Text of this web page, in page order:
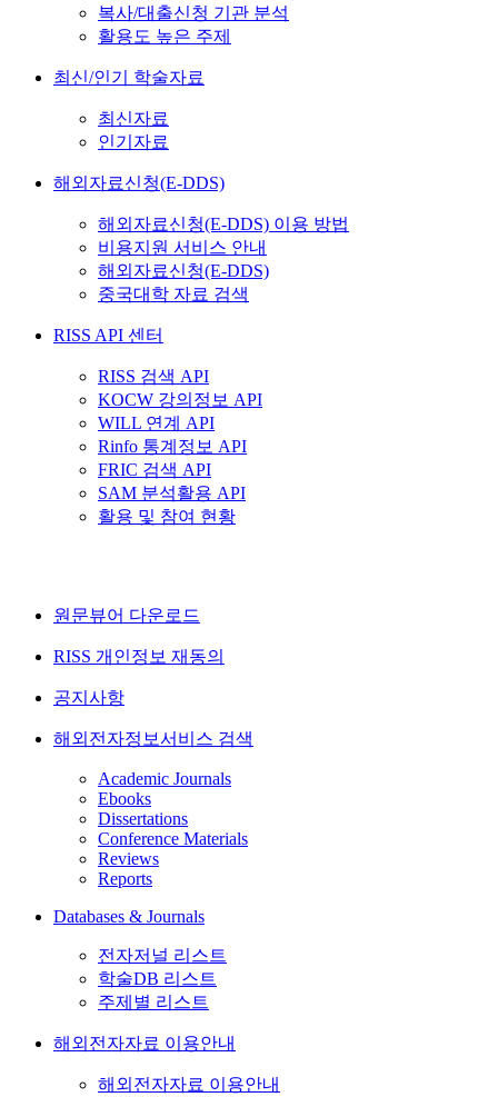
복사/대출신청 기관 분석
활용도 높은 주제
최신/인기 학술자료
최신자료
인기자료
해외자료신청(E-DDS)
해외자료신청(E-DDS) 이용 방법
비용지원 서비스 안내
해외자료신청(E-DDS)
중국대학 자료 검색
RISS API 센터
RISS 검색 API
KOCW 강의정보 API
WILL 연계 API
Rinfo 통계정보 API
FRIC 검색 API
SAM 분석활용 API
활용 및 참여 현황
원문뷰어 다운로드
RISS 개인정보 재동의
공지사항
해외전자정보서비스 검색
Academic Journals
Ebooks
Dissertations
Conference Materials
Reviews
Reports
Databases & Journals
전자저널 리스트
학술DB 리스트
주제별 리스트
해외전자자료 이용안내
해외전자자료 이용안내